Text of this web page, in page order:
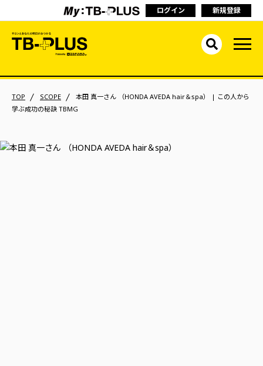
ログイン 新規登録
TOP SCOPE
本田 真一さん （HONDA AVEDA hair＆spa） | この人から
学ぶ成功の秘訣 TBMG